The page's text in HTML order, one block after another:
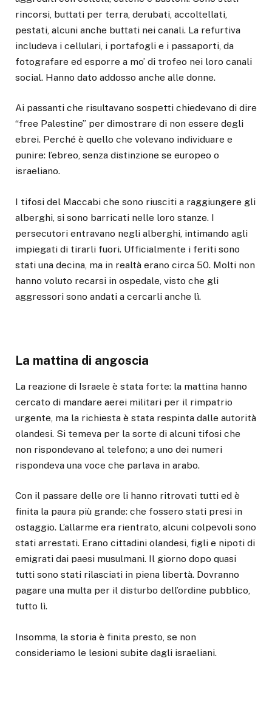
rincorsi, buttati per terra, derubati, accoltellati,
pestati, alcuni anche buttati nei canali. La refurtiva
includeva i cellulari, i portafogli e i passaporti, da
fotografare ed esporre a mo’ di trofeo nei loro canali
social. Hanno dato addosso anche alle donne.
Ai passanti che risultavano sospetti chiedevano di dire
“free Palestine” per dimostrare di non essere degli
ebrei. Perché è quello che volevano individuare e
punire: l’ebreo, senza distinzione se europeo o
israeliano.
I tifosi del Maccabi che sono riusciti a raggiungere gli
alberghi, si sono barricati nelle loro stanze. I
persecutori entravano negli alberghi, intimando agli
impiegati di tirarli fuori. Ufficialmente i feriti sono
stati una decina, ma in realtà erano circa 50. Molti non
hanno voluto recarsi in ospedale, visto che gli
aggressori sono andati a cercarli anche lì.
La mattina di angoscia
La reazione di Israele è stata forte: la mattina hanno
cercato di mandare aerei militari per il rimpatrio
urgente, ma la richiesta è stata respinta dalle autorità
olandesi. Si temeva per la sorte di alcuni tifosi che
non rispondevano al telefono; a uno dei numeri
rispondeva una voce che parlava in arabo.
Con il passare delle ore li hanno ritrovati tutti ed è
finita la paura più grande: che fossero stati presi in
ostaggio. L’allarme era rientrato, alcuni colpevoli sono
stati arrestati. Erano cittadini olandesi, figli e nipoti di
emigrati dai paesi musulmani. Il giorno dopo quasi
tutti sono stati rilasciati in piena libertà. Dovranno
pagare una multa per il disturbo dell’ordine pubblico,
tutto lì.
Insomma, la storia è finita presto, se non
consideriamo le lesioni subite dagli israeliani.